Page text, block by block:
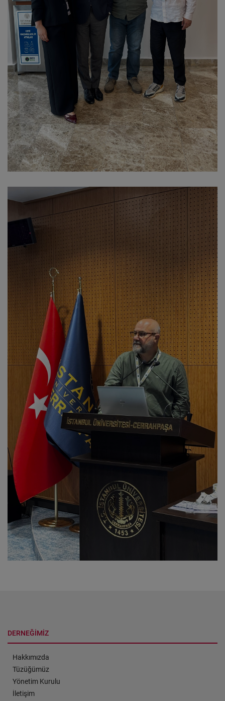
DERNEĞİMİZ
Hakkımızda
Tüzüğümüz
Yönetim Kurulu
İletişim